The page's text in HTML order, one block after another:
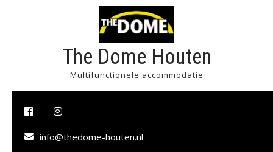
The Dome Houten
Multifunctionele accommodatie
info@thedome-houten.nl